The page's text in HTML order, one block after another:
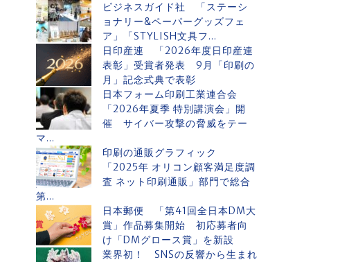
ビジネスガイド社 「ステーシ
ョナリー&ペーパーグッズフェ
ア」「STYLISH文具フ...
日印産連 「2026年度日印産連
表彰」受賞者発表 9月「印刷の
月」記念式典で表彰
日本フォーム印刷工業連合会
「2026年夏季 特別講演会」開
催 サイバー攻撃の脅威をテー
マ...
印刷の通販グラフィック
「2025年 オリコン顧客満足度調
査 ネット印刷通販」部門で総合
第...
日本郵便 「第41回全日本DM大
賞」作品募集開始 初応募者向
け「DMグロース賞」を新設
業界初！ SNSの反響から生まれ